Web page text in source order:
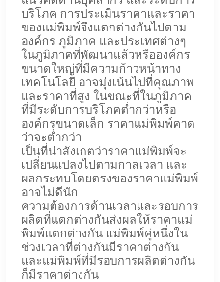
บริโภค การประเมินราคาและราคา
ของแม่พิมพ์จึงแตกต่างกันไปตาม
องค์กร ภูมิภาค และประเทศต่างๆ
ในภูมิภาคที่พัฒนาแล้วหรือองค์กร
ขนาดใหญ่ที่มีความก้าวหน้าทาง
เทคโนโลยี อาจมุ่งเน้นไปที่คุณภาพ
และราคาที่สูง ในขณะที่ในภูมิภาค
ที่มีระดับการบริโภคต่ำกว่าหรือ
องค์กรขนาดเล็ก ราคาแม่พิมพ์คาด
ว่าจะต่ำกว่า
เป็นที่น่าสังเกตว่าราคาแม่พิมพ์จะ
เปลี่ยนแปลงไปตามกาลเวลา และ
ผลกระทบโดยตรงของราคาแม่พิมพ์
อาจไม่ดีนัก
ความต้องการด้านเวลาและรอบการ
ผลิตที่แตกต่างกันส่งผลให้ราคาแม่
พิมพ์แตกต่างกัน แม่พิมพ์คู่หนึ่งใน
ช่วงเวลาที่ต่างกันมีราคาต่างกัน
และแม่พิมพ์ที่มีรอบการผลิตต่างกัน
ก็มีราคาต่างกัน